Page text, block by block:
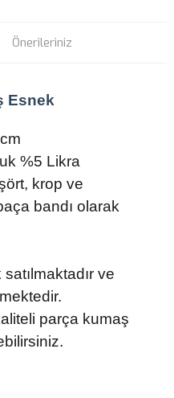
Önerileriniz
Esnek
%5 Likra
krop ve
bandı olarak
ve
parça kumaş